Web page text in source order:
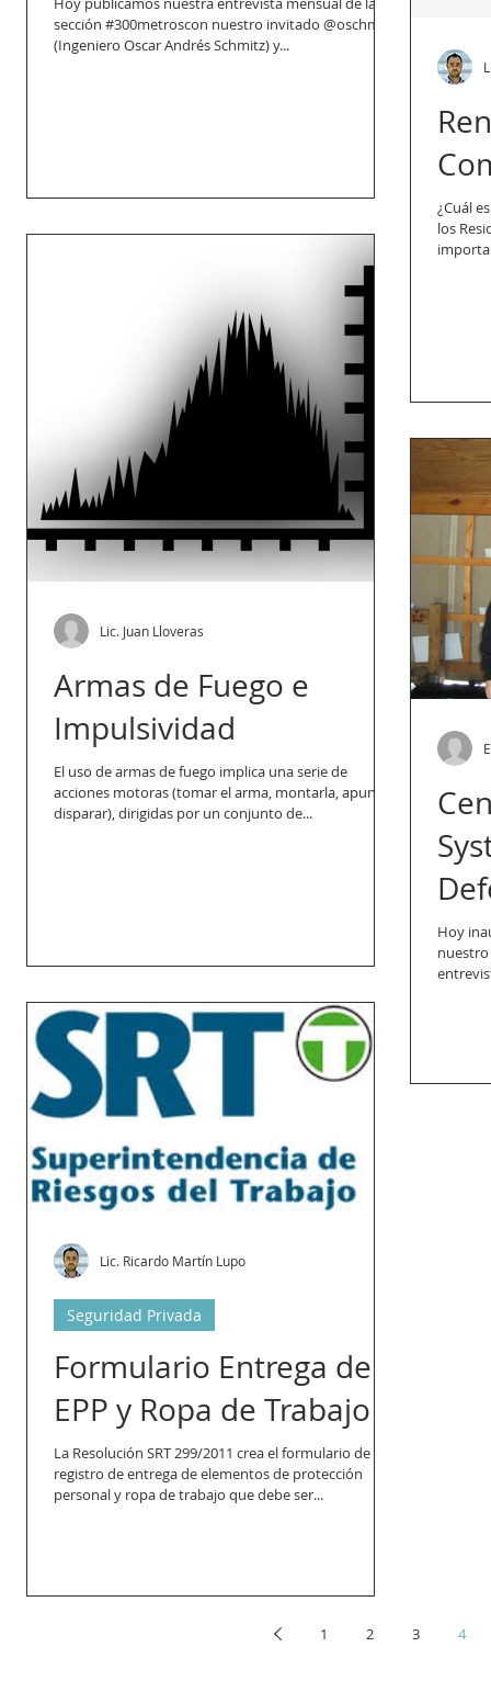
sección ‪#‎300metros‬con nuestro invitado @oschmitz
(Ingeniero Oscar Andrés Schmitz) y...
¿Cuál
los
Armas de Fuego e
Impulsividad
El uso de armas de fuego implica una serie de
acciones motoras (tomar el arma, montarla, apuntar,
disparar), dirigidas por un conjunto de...
Lic. Juan Lloveras
Hoy
nuestro
Formulario Entrega de
EPP y Ropa de Trabajo
La Resolución SRT 299/2011 crea el formulario de
registro de entrega de elementos de protección
personal y ropa de trabajo que debe ser...
Seguridad Privada
Lic. Ricardo Martín Lupo
1 2 3 4